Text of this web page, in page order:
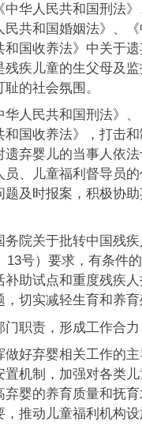
中华人民共和国刑法
民共和国婚姻法》、
和国收养法》中关于
残疾儿童的生父母及
的社会氛围。
华人民共和国刑法》
和国收养法》，打击
遗弃婴儿的当事人依
员、儿童福利督导员
题及时报案，积极协
务院关于批转中国残
13号）要求，有条件
补助试点和重度残疾
，切实减轻生育和养
门职责，形成工作合力
做好弃婴相关工作的
置机制，加强对各类
弃婴的养育质量和抚
，推动儿童福利机构